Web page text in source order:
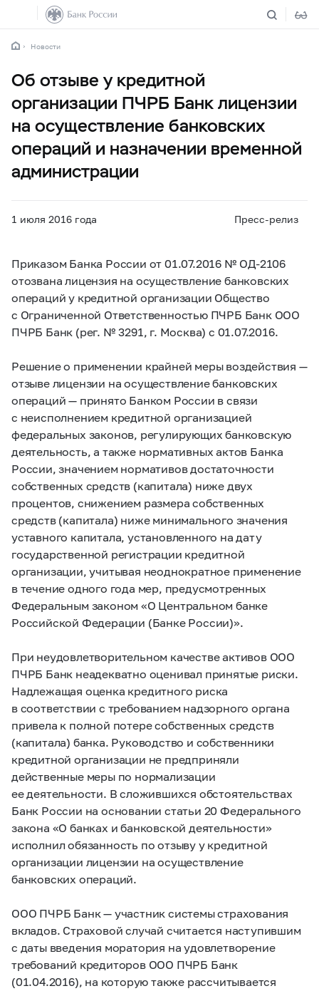
Новости
Об отзыве у кредитной
организации ПЧРБ Банк лицензии
на осуществление банковских
операций и назначении временной
администрации
1 июля 2016 года Пресс-релиз
Приказом Банка России от 01.07.2016 № ОД-2106
отозвана лицензия на осуществление банковских
операций у кредитной организации Общество
с Ограниченной Ответственностью ПЧРБ Банк ООО
ПЧРБ Банк (рег. № 3291, г. Москва) с 01.07.2016.
Решение о применении крайней меры воздействия —
отзыве лицензии на осуществление банковских
операций — принято Банком России в связи
с неисполнением кредитной организацией
федеральных законов, регулирующих банковскую
деятельность, а также нормативных актов Банка
России, значением нормативов достаточности
собственных средств (капитала) ниже двух
процентов, снижением размера собственных
средств (капитала) ниже минимального значения
уставного капитала, установленного на дату
государственной регистрации кредитной
организации, учитывая неоднократное применение
в течение одного года мер, предусмотренных
Федеральным законом «O Центральном банке
Российской Федерации (Банке России)».
При неудовлетворительном качестве активов ООО
ПЧРБ Банк неадекватно оценивал принятые риски.
Надлежащая оценка кредитного риска
в соответствии с требованием надзорного органа
привела к полной потере собственных средств
(капитала) банка. Руководство и собственники
кредитной организации не предприняли
действенные меры по нормализации
ее деятельности. В сложившихся обстоятельствах
Банк России на основании статьи 20 Федерального
закона «О банках и банковской деятельности»
исполнил обязанность по отзыву у кредитной
организации лицензии на осуществление
банковских операций.
ООО ПЧРБ Банк — участник системы страхования
вкладов. Страховой случай считается наступившим
с даты введения моратория на удовлетворение
требований кредиторов ООО ПЧРБ Банк
(01.04.2016), на которую также рассчитывается